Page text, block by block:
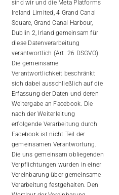
sind wir und die Meta Platforms
Ireland Limited, 4 Grand Canal
Square, Grand Canal Harbour,
Dublin 2, Irland gemeinsam für
diese Datenverarbeitung
verantwortlich (Art. 26 DSGVO).
Die gemeinsame
Verantwortlichkeit beschränkt
sich dabei ausschließlich auf die
Erfassung der Daten und deren
Weitergabe an Facebook. Die
nach der Weiterleitung
erfolgende Verarbeitung durch
Facebook ist nicht Teil der
gemeinsamen Verantwortung.
Die uns gemeinsam obliegenden
Verpflichtungen wurden in einer
Vereinbarung über gemeinsame
Verarbeitung festgehalten. Den